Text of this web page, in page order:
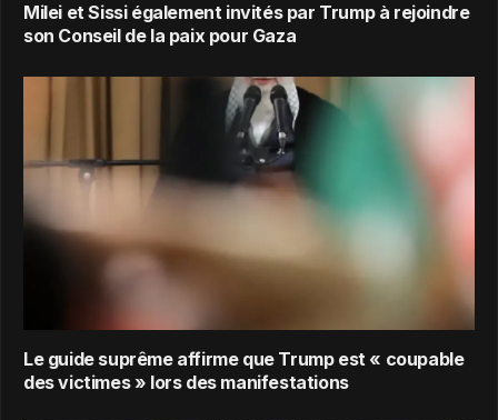
Milei et Sissi également invités par Trump à rejoindre
son Conseil de la paix pour Gaza
Le guide suprême affirme que Trump est « coupable
des victimes » lors des manifestations